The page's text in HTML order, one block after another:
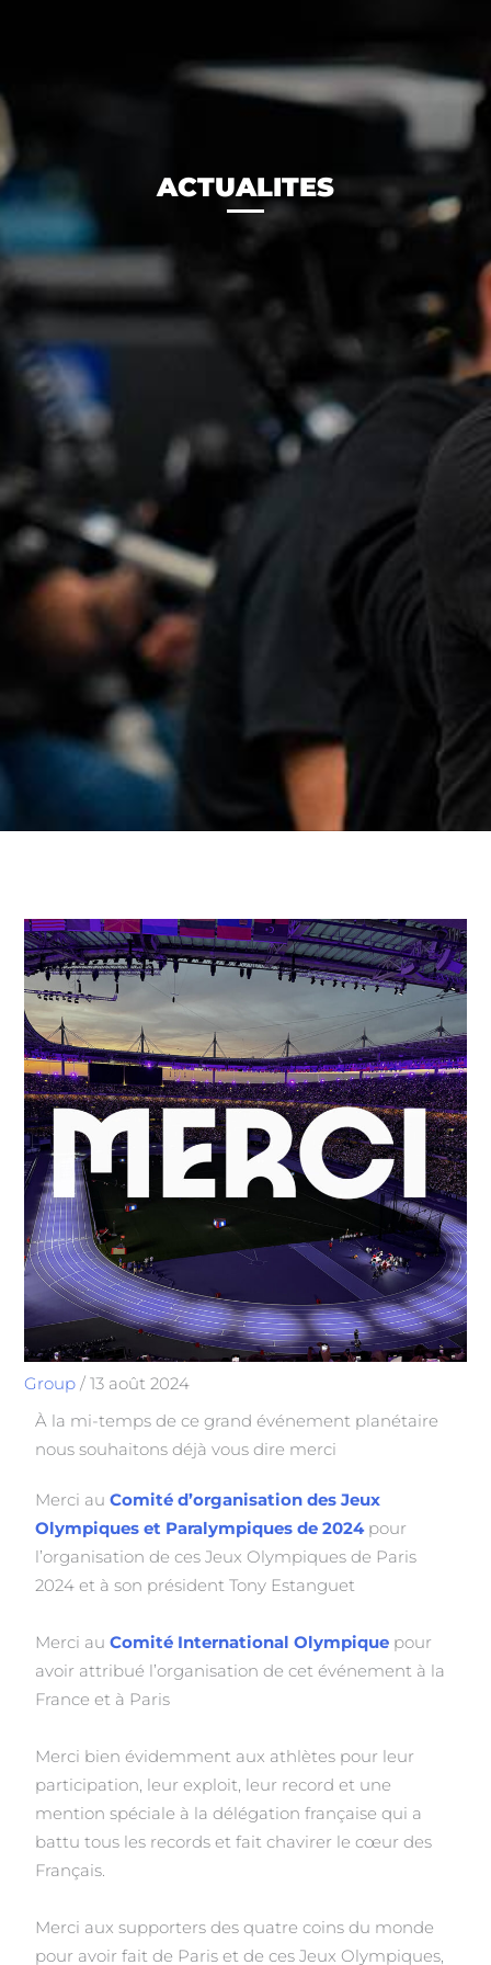
ACTUALITES
Group /13 août 2024
À la mi-temps de ce grand événement planétaire
nous souhaitons déjà vous dire merci
Merci au Comité d’organisation des Jeux
Olympiques et Paralympiques de 2024 pour
l’organisation de ces Jeux Olympiques de Paris
2024 et à son président Tony Estanguet
Merci auComité International Olympique pour
avoir attribué l’organisation de cet événement à la
France et à Paris
Merci bien évidemment aux athlètes pour leur
participation, leur exploit, leur record et une
mention spéciale à la délégation française qui a
battu tous les records et fait chavirer le cœur des
Français.
Merci aux supporters des quatre coins du monde
pour avoir fait de Paris et de ces Jeux Olympiques,